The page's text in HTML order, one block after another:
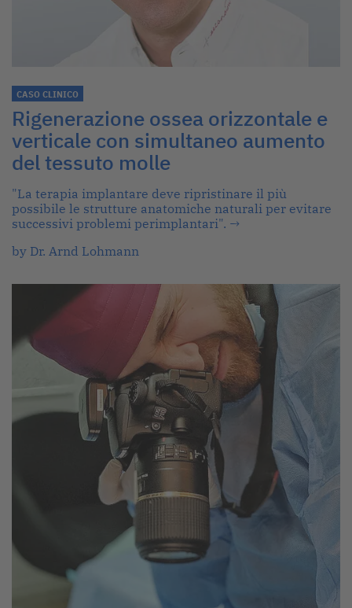
CASO CLINICO
Rigenerazione ossea orizzontale e
verticale con simultaneo aumento
del tessuto molle
"La terapia implantare deve ripristinare il più
possibile le strutture anatomiche naturali per evitare
successivi problemi perimplantari". →
by Dr. Arnd Lohmann